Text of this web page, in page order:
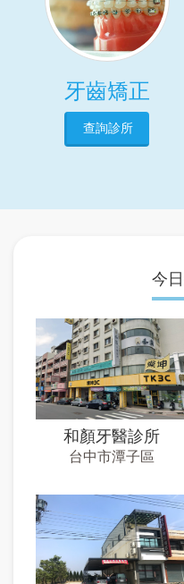
牙齒矯正
查詢診所
今
和顏牙醫診所
台中市潭子區